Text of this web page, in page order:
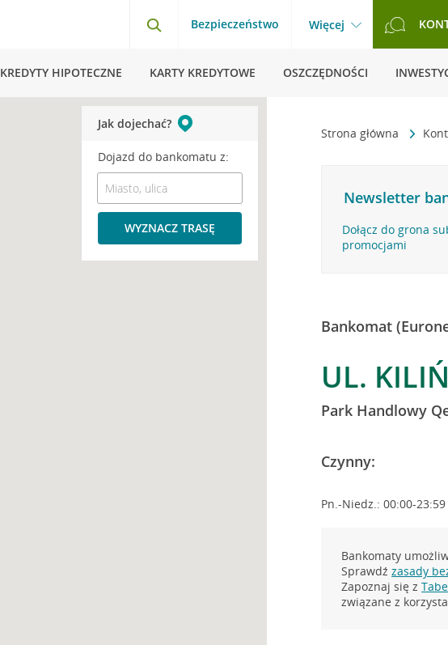
Bezpieczeństwo Więcej
KREDYTY HIPOTECZNE KARTY KREDYTOWE OSZCZĘDNOŚCI
Strona główna
Newsletter
Dołącz do grona
promocjami
Bankomat
UL.
Park Handlowy
Czynny:
Pn.-Niedz.: 00:00-23:59
Bankomaty
Sprawdźzasady
Zapoznaj się z
związane z
Jak dojechać?
Dojazd do bankomatu z:
WYZNACZ TRASĘ